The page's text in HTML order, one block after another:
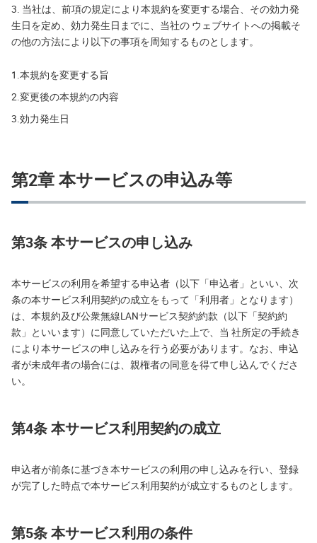
3. 当社は、前項の規定により本規約を変更する場合、その効力発
生日を定め、効力発生日までに、当社の ウェブサイトへの掲載そ
の他の方法により以下の事項を周知するものとします。
1.本規約を変更する旨
2.変更後の本規約の内容
3.効力発生日
第2章 本サービスの申込み等
第3条 本サービスの申し込み
本サービスの利用を希望する申込者（以下「申込者」といい、次
条の本サービス利用契約の成立をもって「利用者」となります）
は、本規約及び公衆無線LANサービス契約約款（以下「契約約
款」といいます）に同意していただいた上で、当 社所定の手続き
により本サービスの申し込みを行う必要があります。なお、申込
者が未成年者の場合には、親権者の同意を得て申し込んでくださ
い。
第4条 本サービス利用契約の成立
申込者が前条に基づき本サービスの利用の申し込みを行い、登録
が完了した時点で本サービス利用契約が成立するものとします。
第5条 本サービス利用の条件